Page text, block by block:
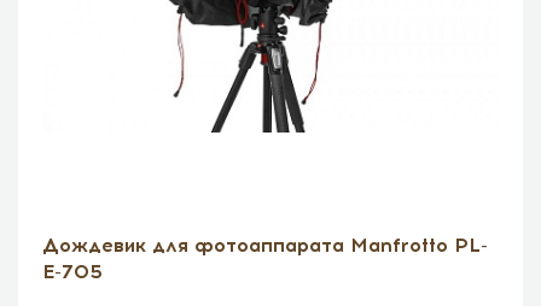
Дождевик для фотоаппарата Manfrotto PL-
E-705